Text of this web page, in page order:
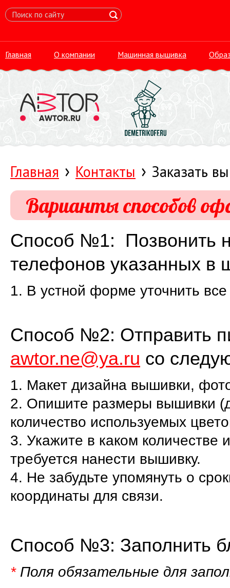
Главная О компании Машинная вышивка
Главная › Контакты › Заказать
Варианты способов
Способ №1: Позвонить
телефонов указанных в
1. В устной форме уточнить
Способ №2: Отправить
awtor.ne@ya.ru со
1. Макет дизайна вышивки,
2. Опишите размеры вышивки
количество используемых
3. Укажите в каком количестве
требуется нанести вышивку.
4. Не забудьте упомянуть о
координаты для связи.
Способ №3: Заполнить
*Поля обязательные для